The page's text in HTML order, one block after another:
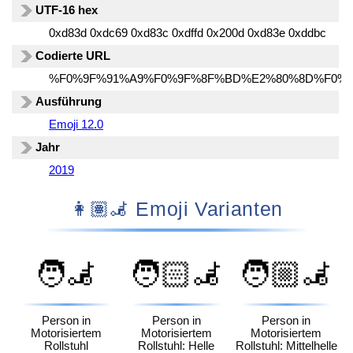
UTF-16 hex
0xd83d 0xdc69 0xd83c 0xdffd 0x200d 0xd83e 0xddbc
Codierte URL
Ausführung
Emoji 12.0
Jahr
2019
👩🏽‍🦼 Emoji Varianten
🧑‍🦼
Person in
Motorisiertem
Rollstuhl
🧑🏻‍🦼
Person in
Motorisiertem
Rollstuhl: Helle
🧑🏼‍🦼
Person in
Motorisiertem
Rollstuhl: Mittelhelle